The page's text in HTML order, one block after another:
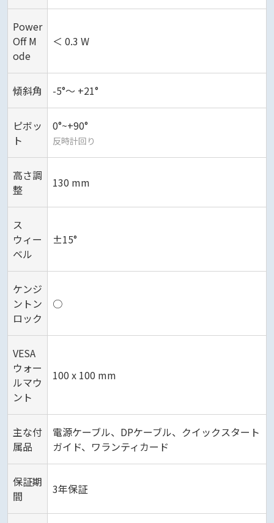
Power
Off M
ode
＜ 0.3 W
傾斜角 -5°～ +21°
ピボッ
ト
0°~+90°
反時計回り
高さ調
整
130 mm
ス
ウィー
ベル
±15°
ケンジ
ントン
ロック
○
VESA
ウォー
ルマウ
ント
100 x 100 mm
主な付
属品
電源ケーブル、DPケーブル、クイックスタート
ガイド、ワランティカード
保証期
間
3年保証